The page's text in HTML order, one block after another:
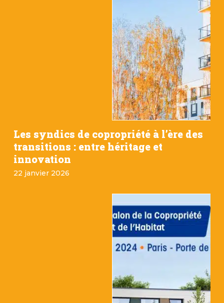
Les syndics de copropriété à l’ère des
transitions : entre héritage et
innovation
22 janvier 2026